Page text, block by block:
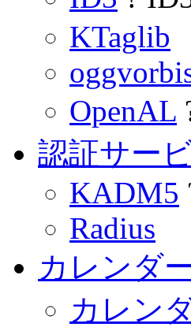
KTaglib
OpenAL
認証サー
KADM5
Radius
カレンダ
カレン